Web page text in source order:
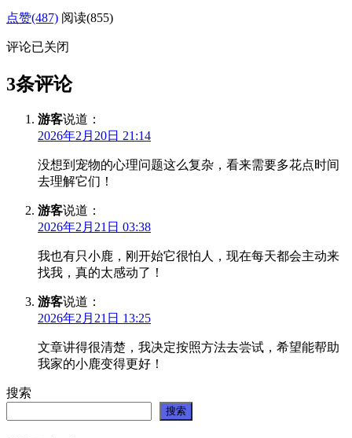
点赞(487) 阅读(855)
评论已关闭
3条评论
游客说道：
2026年2月20日 21:14
没想到宠物的心理问题这么复杂，看来需要多花点时间
去理解它们！
游客说道：
2026年2月21日 03:38
我也有只小鹿，刚开始它很怕人，现在每天都会主动来
找我，真的太感动了！
游客说道：
2026年2月21日 13:25
文章讲得很清楚，我决定按照方法去尝试，希望能帮助
我家的小鹿变得更好！
搜索
搜索